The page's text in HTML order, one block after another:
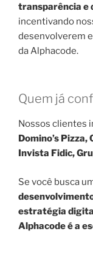
transparência e
incentivando
desenvolverem
da Alphacode.
Quem já
Nossos clientes
Domino’s Pizza,
Invista Fidic,
Se você busca
estratégia
Alphacode é a